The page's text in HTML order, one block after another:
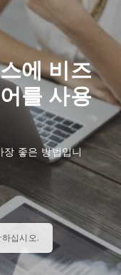
에 비즈
를 사용
좋은 방법입니
십시오.